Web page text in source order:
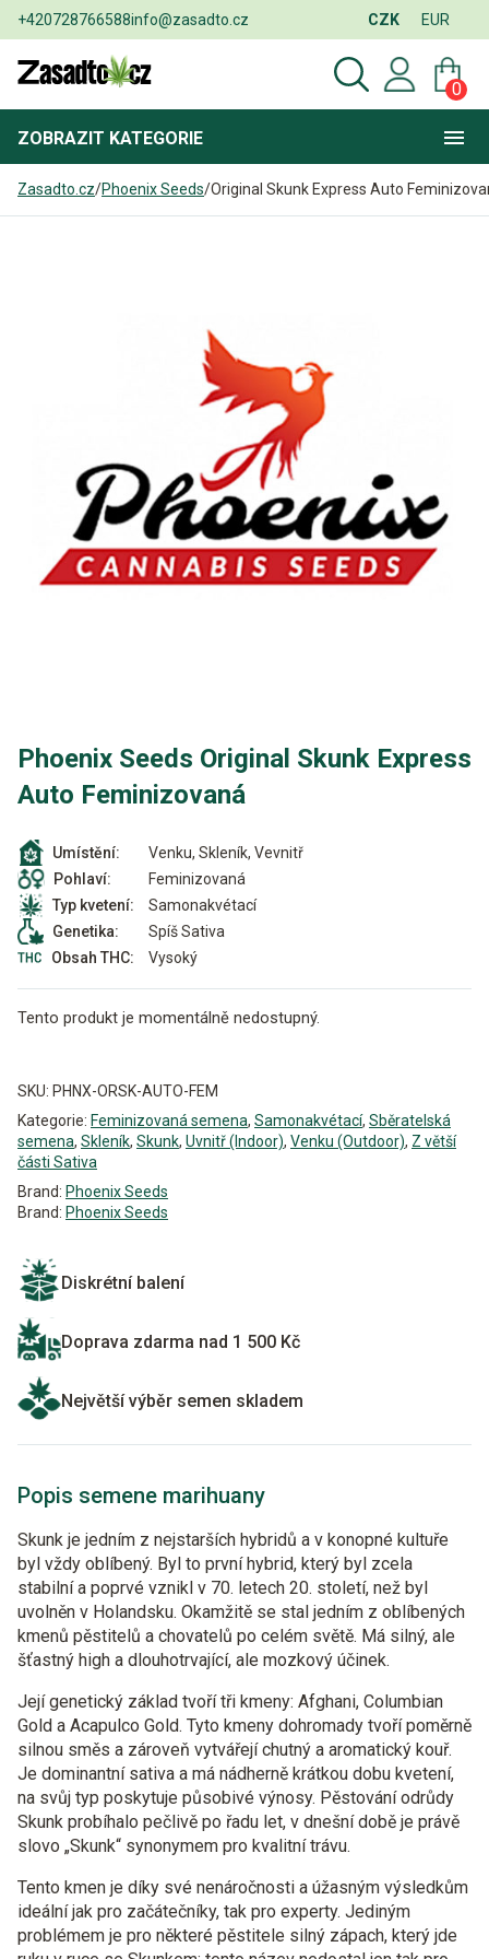
+420728766588info@zasadto.cz CZK EUR
0
ZOBRAZIT KATEGORIE
Zasadto.cz/Phoenix Seeds/Original Skunk Express Auto
Phoenix Seeds Original Skunk Express
Auto Feminizovaná
Umístění:
Venku, Skleník, Vevnitř
Pohlaví:
Feminizovaná
Typ kvetení:
Samonakvétací
Genetika:
Spíš Sativa
Obsah THC:
Vysoký
Tento produkt je momentálně nedostupný.
SKU: PHNX-ORSK-AUTO-FEM
Kategorie: Feminizovaná semena, Samonakvétací, Sběratelská
semena, Skleník, Skunk, Uvnitř (Indoor), Venku (Outdoor), Z větší
části Sativa
Brand: Phoenix Seeds
Brand: Phoenix Seeds
Diskrétní balení
Doprava zdarma nad 1 500 Kč
Největší výběr semen skladem
Popis semene marihuany
Skunk je jedním z nejstarších hybridů a v konopné kultuře
byl vždy oblíbený. Byl to první hybrid, který byl zcela
stabilní a poprvé vznikl v 70. letech 20. století, než byl
uvolněn v Holandsku. Okamžitě se stal jedním z oblíbených
kmenů pěstitelů a chovatelů po celém světě. Má silný, ale
šťastný high a dlouhotrvající, ale mozkový účinek.
Její genetický základ tvoří tři kmeny: Afghani, Columbian
Gold a Acapulco Gold. Tyto kmeny dohromady tvoří poměrně
silnou směs a zároveň vytvářejí chutný a aromatický kouř.
Je dominantní sativa a má nádherně krátkou dobu kvetení,
na svůj typ poskytuje působivé výnosy. Pěstování odrůdy
Skunk probíhalo pečlivě po řadu let, v dnešní době je právě
slovo „Skunk“ synonymem pro kvalitní trávu.
Tento kmen je díky své nenáročnosti a úžasným výsledkům
ideální jak pro začátečníky, tak pro experty. Jediným
problémem je pro některé pěstitele silný zápach, který jde